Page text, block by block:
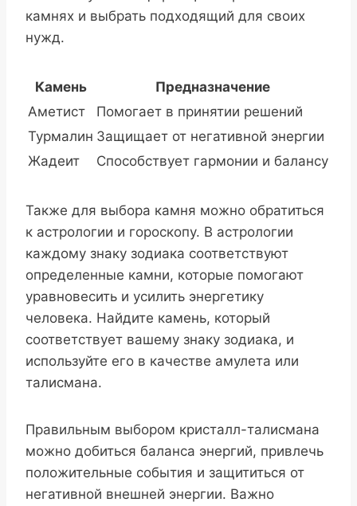
камнях и выбрать подходящий для своих
нужд.
Камень
Предназначение
Аметист
Помогает в принятии решений
Турмалин Защищает от негативной энергии
Жадеит
Способствует гармонии и балансу
Также для выбора камня можно обратиться
к астрологии и гороскопу. В астрологии
каждому знаку зодиака соответствуют
определенные камни, которые помогают
уравновесить и усилить энергетику
человека. Найдите камень, который
соответствует вашему знаку зодиака, и
используйте его в качестве амулета или
талисмана.
Правильным выбором кристалл-талисмана
можно добиться баланса энергий, привлечь
положительные события и защититься от
негативной внешней энергии. Важно